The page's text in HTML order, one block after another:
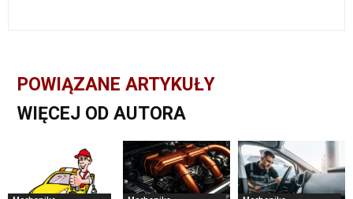
POWIĄZANE ARTYKUŁY
WIĘCEJ OD AUTORA